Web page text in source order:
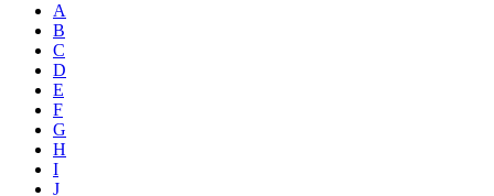
A
B
C
D
E
F
G
H
I
J